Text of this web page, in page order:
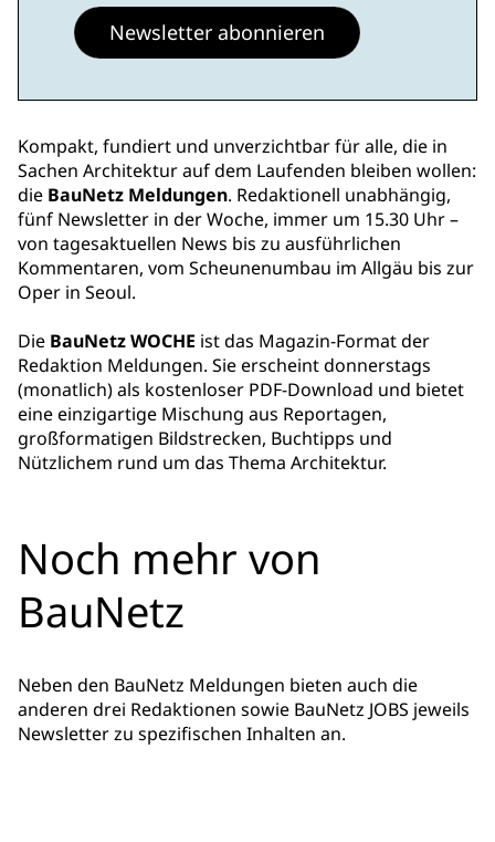
Newsletter abonnieren
Kompakt, fundiert und unverzichtbar für alle, die in
Sachen Architektur auf dem Laufenden bleiben wollen:
die BauNetz Meldungen. Redaktionell unabhängig,
fünf Newsletter in der Woche, immer um 15.30 Uhr –
von tagesaktuellen News bis zu ausführlichen
Kommentaren, vom Scheunenumbau im Allgäu bis zur
Oper in Seoul.
Die BauNetz WOCHE ist das Magazin-Format der
Redaktion Meldungen. Sie erscheint donnerstags
(monatlich) als kostenloser PDF-Download und bietet
eine einzigartige Mischung aus Reportagen,
großformatigen Bildstrecken, Buchtipps und
Nützlichem rund um das Thema Architektur.
Noch mehr von
BauNetz
Neben den BauNetz Meldungen bieten auch die
anderen drei Redaktionen sowie BauNetz JOBS jeweils
Newsletter zu spezifischen Inhalten an.